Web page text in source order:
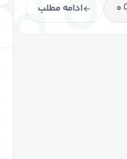
۰ ادامه مطلب